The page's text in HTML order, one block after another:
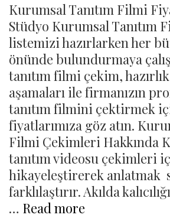
Kurumsal Tanıtım Filmi
Stüdyo Kurumsal Tanıtım
listemizi hazırlarken her
önünde bulundurmaya
tanıtım filmi çekim,
aşamaları ile firmanızın
tanıtım filmini çektirmek
fiyatlarımıza göz atın.
Filmi Çekimleri Hakkında
tanıtım videosu çekimleri
hikayeleştirerek anlatmak
farklılaştırır. Akılda
… Read more